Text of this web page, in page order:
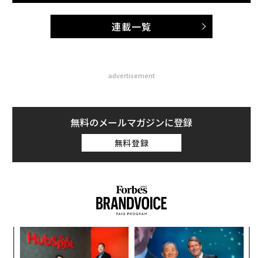
連載一覧
advertisement
無料のメールマガジンに登録
無料登録